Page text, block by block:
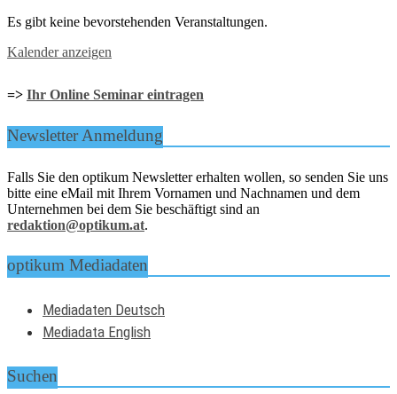
Es gibt keine bevorstehenden Veranstaltungen.
Kalender anzeigen
=> Ihr Online Seminar eintragen
Newsletter Anmeldung
Falls Sie den optikum Newsletter erhalten wollen, so senden Sie uns
bitte eine eMail mit Ihrem Vornamen und Nachnamen und dem
Unternehmen bei dem Sie beschäftigt sind an
redaktion@optikum.at.
optikum Mediadaten
Mediadaten Deutsch
Mediadata English
Suchen